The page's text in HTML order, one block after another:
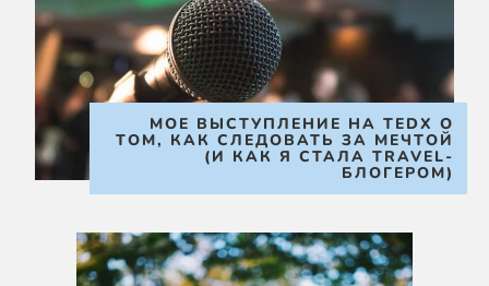
МОЕ ВЫСТУПЛЕНИЕ НА TEDX О
ТОМ, КАК СЛЕДОВАТЬ ЗА МЕЧТОЙ
(И КАК Я СТАЛА TRAVEL-
БЛОГЕРОМ)